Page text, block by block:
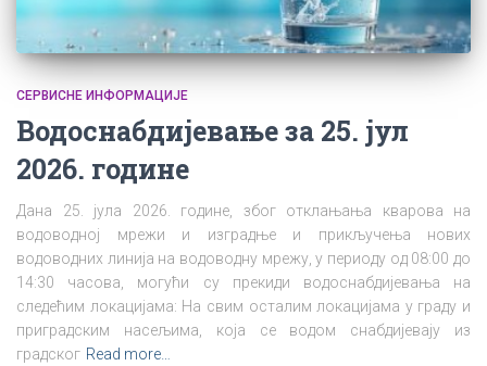
СЕРВИСНЕ ИНФОРМАЦИЈЕ
Водоснабдијевање за 25. јул
2026. године
Дана 25. јула 2026. године, због отклањања кварова на
водоводној мрежи и изградње и прикључења нових
водоводних линија на водоводну мрежу, у периоду од 08:00 до
14:30 часова, могући су прекиди водоснабдијевања на
следећим локацијама: На свим осталим локацијама у граду и
приградским насељима, која се водом снабдијевају из
градског Read more…